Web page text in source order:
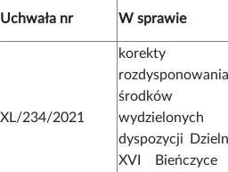
Uchwała nr W sprawie
XL/234/2021
korekty
środków
wydzielonych
dyspozycji
XVI Bieńczyce